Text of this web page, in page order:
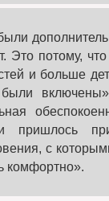
Это потому,
и больше
пришлось
с
комфортно».